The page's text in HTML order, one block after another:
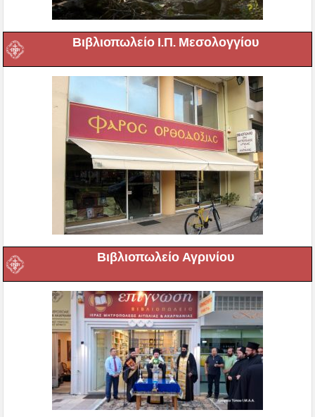
Βιβλιοπωλείο Ι.Π. Μεσολογγίου
Βιβλιοπωλείο Αγρινίου